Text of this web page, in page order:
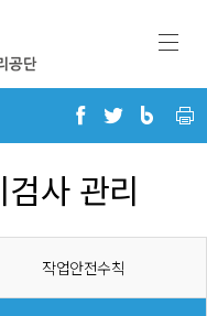
사 관리
작업안전수칙